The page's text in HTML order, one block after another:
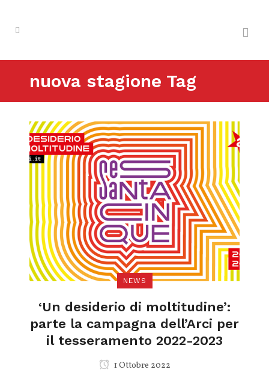
nuova stagione Tag
NEWS
‘Un desiderio di moltitudine’:
parte la campagna dell’Arci per
il tesseramento 2022-2023
1 Ottobre 2022